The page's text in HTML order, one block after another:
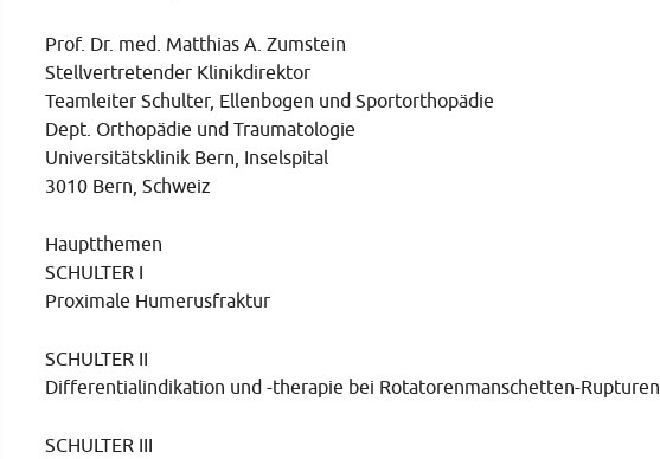
Prof. Dr. med. Matthias A. Zumstein
Stellvertretender Klinikdirektor
Teamleiter Schulter, Ellenbogen und Sportorthopädie
Dept. Orthopädie und Traumatologie
Universitätsklinik Bern, Inselspital
3010 Bern, Schweiz
Hauptthemen
SCHULTER I
Proximale Humerusfraktur
SCHULTER II
Differentialindikation und -therapie bei Rotatorenmanschetten-Rupturen
SCHULTER III